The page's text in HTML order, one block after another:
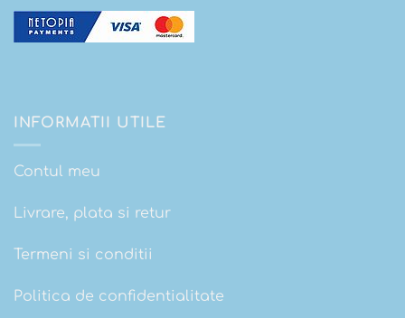
INFORMATII UTILE
Contul meu
Livrare, plata si retur
Termeni si conditii
Politica de confidentialitate